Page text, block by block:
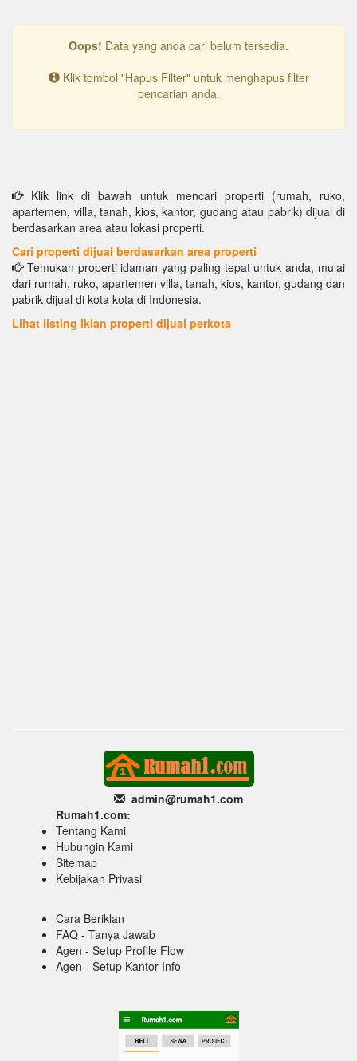
Oops! Data yang anda cari belum tersedia.
Klik tombol "Hapus Filter" untuk menghapus filter
pencarian anda.
Klik link di bawah untuk mencari properti (rumah, ruko,
apartemen, villa, tanah, kios, kantor, gudang atau pabrik) dijual di
berdasarkan area atau lokasi properti.
Cari properti dijual berdasarkan area properti
Temukan properti idaman yang paling tepat untuk anda, mulai
dari rumah, ruko, apartemen villa, tanah, kios, kantor, gudang dan
pabrik dijual di kota kota di Indonesia.
Lihat listing iklan properti dijual perkota
admin@rumah1.com
Rumah1.com:
Tentang Kami
Hubungin Kami
Sitemap
Kebijakan Privasi
Cara Beriklan
FAQ - Tanya Jawab
Agen - Setup Profile Flow
Agen - Setup Kantor Info